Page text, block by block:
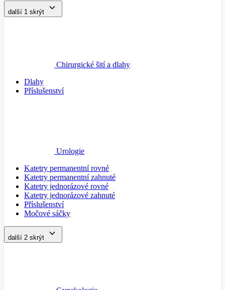
další 1 skrýt
Chirurgické šití a dlahy
Dlahy
Příslušenství
Urologie
Katetry permanentní rovné
Katetry permanentní zahnuté
Katetry jednorázové rovné
Katetry jednorázové zahnuté
Příslušenství
Močové sáčky
další 2 skrýt